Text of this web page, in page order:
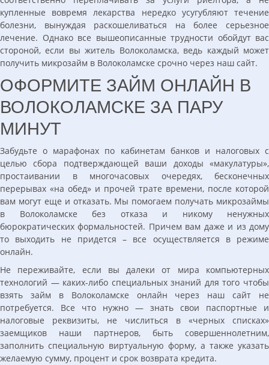
купленные вовремя лекарства нередко усугубляют течение
болезни, вынуждая раскошеливаться на более серьезное
лечение. Однако все вышеописанные трудности обойдут вас
стороной, если вы житель Волоколамска, ведь каждый может
получить микрозайм в Волоколамске срочно через наш сайт.
ОФОРМИТЕ ЗАЙМ ОНЛАЙН В
ВОЛОКОЛАМСКЕ ЗА ПАРУ
МИНУТ
Забудьте о марафонах по кабинетам банков и налоговых с
целью сбора подтверждающей ваши доходы «макулатуры»,
простаивании в многочасовых очередях, бесконечных
перерывах «на обед» и прочей трате времени, после которой
вам могут еще и отказать. Мы помогаем получать микрозаймы
в Волоколамске без отказа и никому ненужных
бюрократических формальностей. Причем вам даже и из дому
то выходить не придется – все осуществляется в режиме
онлайн.
Не переживайте, если вы далеки от мира компьютерных
технологий — каких-либо специальных знаний для того чтобы
взять займ в Волоколамске онлайн через наш сайт не
потребуется. Все что нужно — знать свои паспортные и
налоговые реквизиты, не числиться в «черных списках»
заемщиков наши партнеров, быть совершеннолетним,
заполнить специальную виртуальную форму, а также указать
желаемую сумму, процент и срок возврата кредита.